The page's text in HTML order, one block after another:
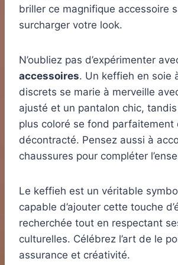
briller ce magnifique accessoire
surcharger votre look.
N’oubliez pas d’expérimenter
accessoires. Un keffieh en soie
discrets se marie à merveille
ajusté et un pantalon chic, tandis
plus coloré se fond parfaitement
décontracté. Pensez aussi à
chaussures pour compléter
Le keffieh est un véritable
capable d’ajouter cette touche
recherchée tout en respectant
culturelles. Célébrez l’art de le
assurance et créativité.